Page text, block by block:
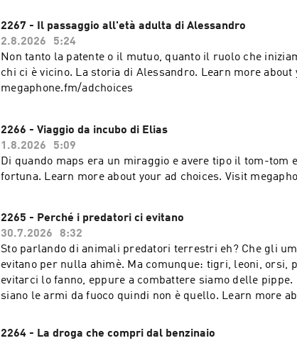
2267 - Il passaggio all'età adulta di Alessandro
2.8.2026
5:24
Non tanto la patente o il mutuo, quanto il ruolo che
chi ci è vicino. La storia di Alessandro. Learn more about your ad choices. Visit
megaphone.fm/adchoices
2266 - Viaggio da incubo di Elias
1.8.2026
5:09
Di quando maps era un miraggio e avere tipo il tom-tom
fortuna. Learn more about your ad choices. Visit
2265 - Perché i predatori ci evitano
30.7.2026
8:32
Sto parlando di animali predatori terrestri eh? Che gli
evitano per nulla ahimè. Ma comunque: tigri, leoni, orsi,
evitarci lo fanno, eppure a combattere siamo delle pippe.
siano le armi da fuoco quindi non è quello. Learn more about your ad choices.
2264 - La droga che compri dal benzinaio